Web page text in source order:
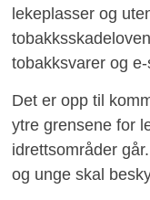
lekeplasser og
tobakksvarer og
Det er opp til
ytre grensene for
idrettsområder
og unge skal